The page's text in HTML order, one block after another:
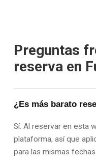
Preguntas
reserva en
¿Es más barato
Sí. Al reservar en esta
plataforma, así que
para las mismas